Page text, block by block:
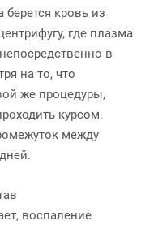
кровь из
где плазма
в
на то, что
же процедуры,
курсом.
между
воспаление